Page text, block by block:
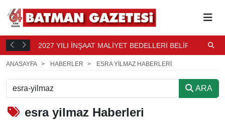
9 SAAT 2027 YILI İNŞAAT MALİYET BEDELLERİ BELİRLENDİ
ANASAYFA HABERLER ESRA YILMAZ HABERLERI
ARA
esra yilmaz Haberleri